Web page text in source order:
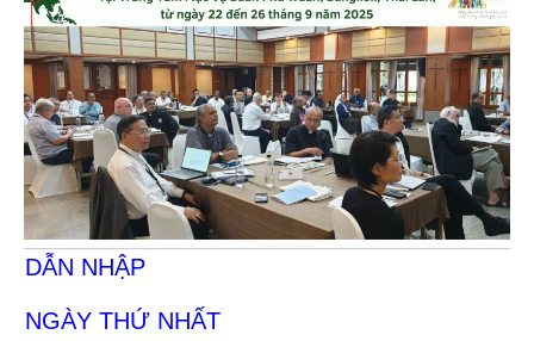
DẪN NHẬP
NGÀY THỨ NHẤT